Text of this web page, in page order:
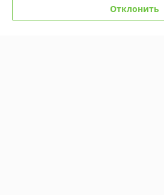
Заказ пришёл укомплектован полностью.
качества. Однозначно рекомендую.
Отклонить